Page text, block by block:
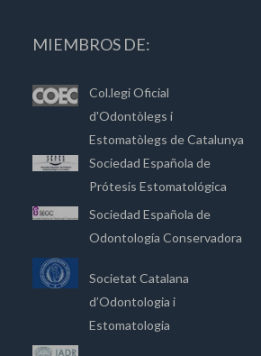
MIEMBROS DE:
Col.legi Oficial
d'Odontòlegs i
Estomatòlegs de Catalunya
Sociedad Española de
Prótesis Estomatológica
Sociedad Española de
Odontología Conservadora
Societat Catalana
d’Odontologia i
Estomatologia